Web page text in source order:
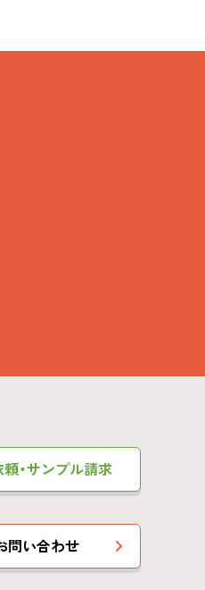
頼・サンプル請求
問い合わせ